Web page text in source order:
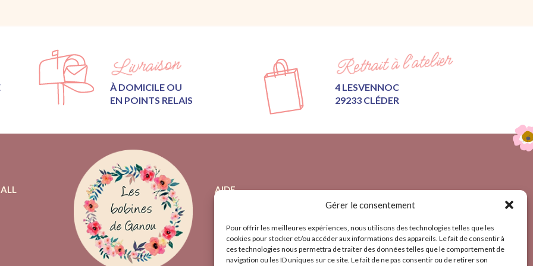
Gérer le consentement
Pour offrir les meilleures expériences, nous utilisons des technologies telles que les
cookies pour stocker et/ou accéder aux informations des appareils. Le fait de consentir à
ces technologies nous permettra de traiter des données telles que le comportement de
navigation ou les ID uniques sur ce site. Le fait de ne pas consentir ou de retirer son
Livraison
À DOMICILE OU
EN POINTS RELAIS
Retrait à l’atelier
4 LESVENNOC
29233 CLÉDER
AIDE
CONTACTEZ MOI
CGV
MENTIONS LÉGALES